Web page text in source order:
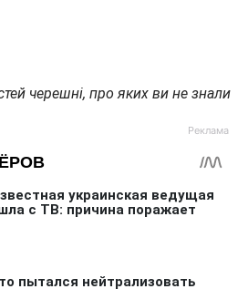
черешні, про яких ви не знали